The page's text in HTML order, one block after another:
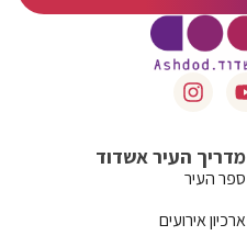
מדריך העיר אשדוד
ספר העיר
ארכיון אירועים